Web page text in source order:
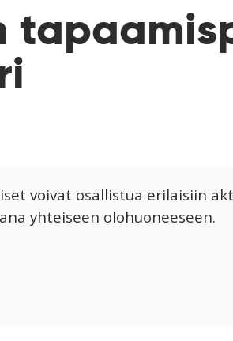
voivat osallistua erilaisiin
yhteiseen olohuoneeseen.